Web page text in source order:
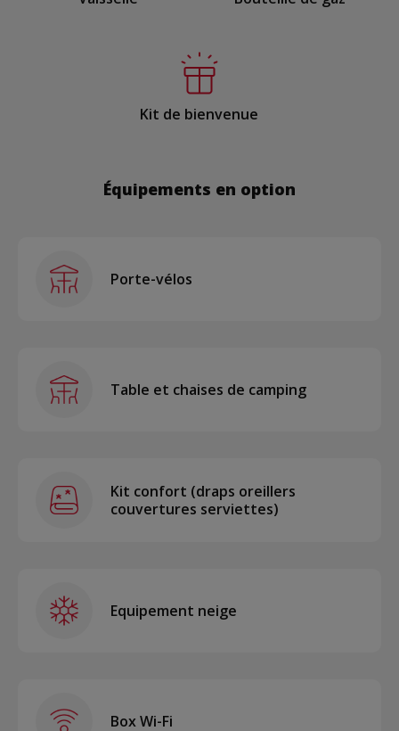
Kit de bienvenue
Équipements en option
Porte-vélos
Table et chaises de camping
Kit confort (draps oreillers
couvertures serviettes)
Equipement neige
Box Wi-Fi